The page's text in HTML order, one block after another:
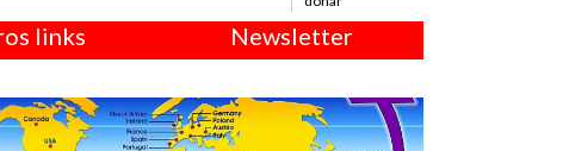
links Newsletter